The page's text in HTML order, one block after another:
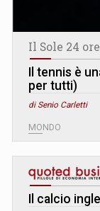
Il Sole 24 ore
Il tennis è
per tutti)
di Senio Carletti
MONDO
Il calcio